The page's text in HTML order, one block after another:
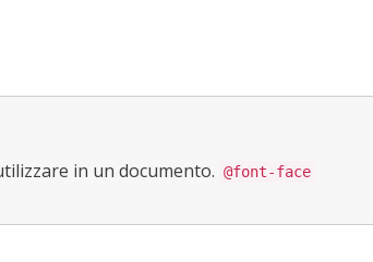
in un documento. @font-face